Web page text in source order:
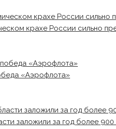
крахе России сильно
«Аэрофлота»
заложили за год более